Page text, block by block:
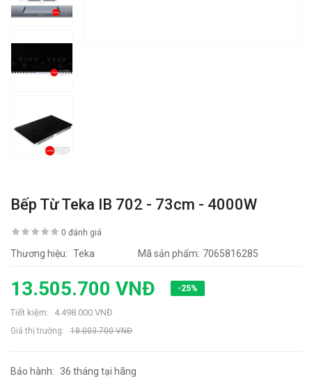
Bếp Từ Teka IB 702 - 73cm - 4000W
0 đánh giá
Thương hiệu: Teka Mã sản phẩm: 7065816285
13.505.700 VNĐ -25%
Tiết kiệm: 4.498.000 VNĐ
Giá thị trường: 18.003.700 VNĐ
Bảo hành: 36 tháng tại hãng